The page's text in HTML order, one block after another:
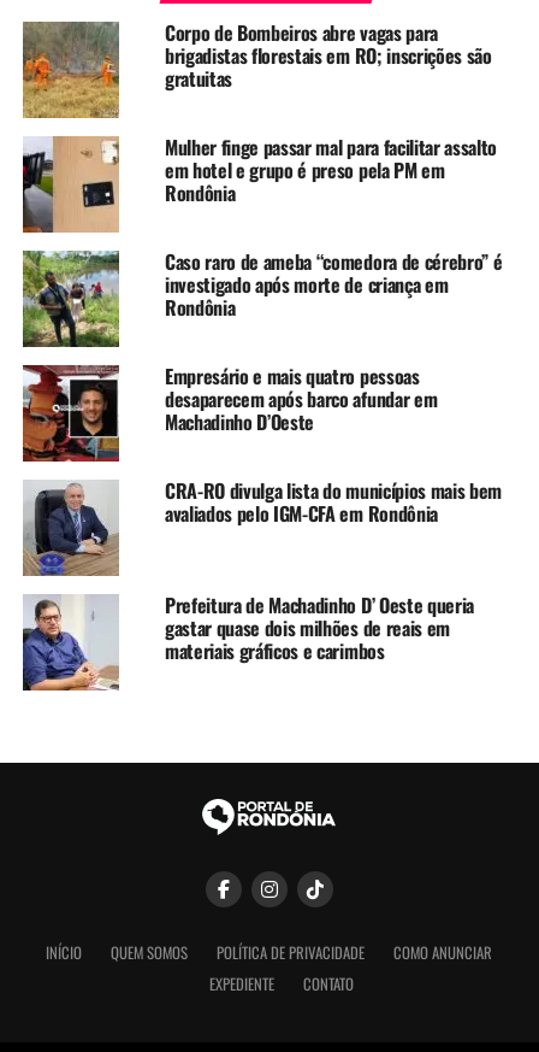
Corpo de Bombeiros abre vagas para
brigadistas florestais em RO; inscrições são
gratuitas
Mulher finge passar mal para facilitar assalto
em hotel e grupo é preso pela PM em
Rondônia
Caso raro de ameba “comedora de cérebro” é
investigado após morte de criança em
Rondônia
Empresário e mais quatro pessoas
desaparecem após barco afundar em
Machadinho D’Oeste
CRA-RO divulga lista do municípios mais bem
avaliados pelo IGM-CFA em Rondônia
Prefeitura de Machadinho D’ Oeste queria
gastar quase dois milhões de reais em
materiais gráficos e carimbos
INÍCIO QUEM SOMOS POLÍTICA DE PRIVACIDADE
COMO ANUNCIAR
EXPEDIENTE
CONTATO